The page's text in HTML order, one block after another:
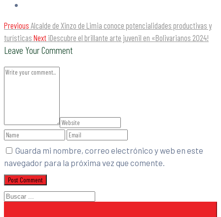
Previous Alcalde de Xinzo de Limia conoce potencialidades productivas y
turísticas Next ¡Descubre el brillante arte juvenil en «Bolivarianos 2024!
Leave Your Comment
Guarda mi nombre, correo electrónico y web en este
navegador para la próxima vez que comente.